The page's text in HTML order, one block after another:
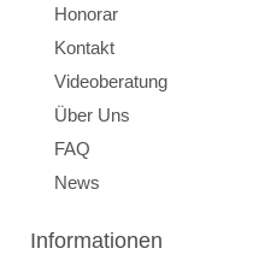
Honorar
Kontakt
Videoberatung
Über Uns
FAQ
News
Informationen